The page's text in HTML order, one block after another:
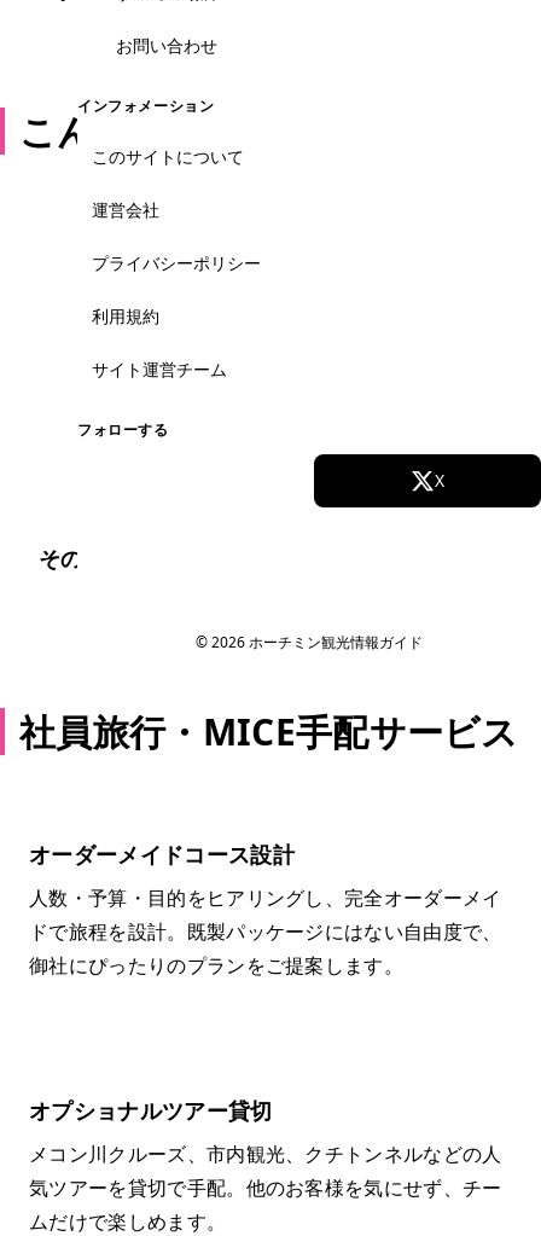
お問い合わせ
インフォメーション
このサイトについて
運営会社
プライバシーポリシー
利用規約
サイト運営チーム
フォローする
X
© 2026 ホーチミン観光情報ガイド
こんなお悩みありませんか？
が大変
ない
現地のバス・ガイド・イベントを別々に手配
× 学生旅行・ゼミ旅行も同じ品質で頼めるか不
そのお悩み、ワンストップで私たちが解決しま
社員旅行・MICE手配サービス
オーダーメイドコース設計
人数・予算・目的をヒアリングし、完全オーダーメイ
ドで旅程を設計。既製パッケージにはない自由度で、
御社にぴったりのプランをご提案します。
オプショナルツアー貸切
メコン川クルーズ、市内観光、クチトンネルなどの人
気ツアーを貸切で手配。他のお客様を気にせず、チー
ムだけで楽しめます。